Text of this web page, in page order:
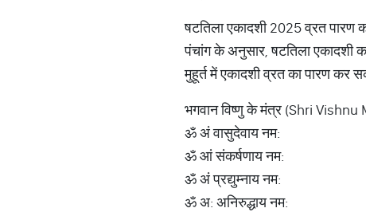
षटतिला एकादशी 2025 व्रत
पंचांग के अनुसार, षटतिला
मुहूर्त में एकादशी व्रत का पारण कर
भगवान विष्णु के मंत्र (Shri Vishnu
ॐ अं वासुदेवाय नम:
ॐ आं संकर्षणाय नम:
ॐ अं प्रद्युम्नाय नम:
ॐ अ: अनिरुद्धाय नम: